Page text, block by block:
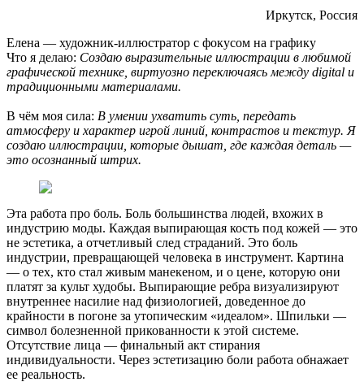
Иркутск, Россия
Елена — художник-иллюстратор с фокусом на графику
Что я делаю: Создаю выразительные иллюстрации в любимой
графической технике, виртуозно переключаясь между digital и
традиционными материалами.
В чём моя сила: В умении ухватить суть, передать
атмосферу и характер игрой линий, контрастов и текстур. Я
создаю иллюстрации, которые дышат, где каждая деталь —
это осознанный штрих.
Эта работа про боль. Боль большинства людей, вхожих в
индустрию моды. Каждая выпирающая кость под кожей — это
не эстетика, а отчетливый след страданий. Это боль
индустрии, превращающей человека в инструмент. Картина
— о тех, кто стал живым манекеном, и о цене, которую они
платят за культ худобы. Выпирающие ребра визуализируют
внутреннее насилие над физиологией, доведенное до
крайности в погоне за утопическим «идеалом». Шпильки —
символ болезненной прикованности к этой системе.
Отсутствие лица — финальный акт стирания
индивидуальности. Через эстетизацию боли работа обнажает
ее реальность.